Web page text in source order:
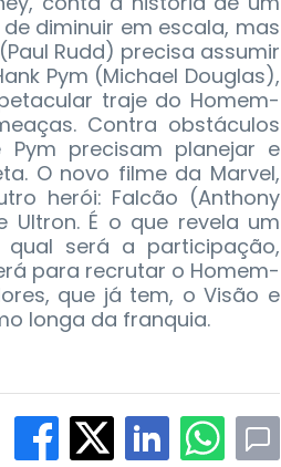
diminuir em escala, mas
Rudd) precisa assumir
Pym (Michael Douglas),
traje do Homem-
Contra obstáculos
Pym precisam planejar e
O novo filme da Marvel,
herói: Falcão (Anthony
Ultron. É o que revela um
será a participação,
para recrutar o Homem-
que já tem, o Visão e
longa da franquia.